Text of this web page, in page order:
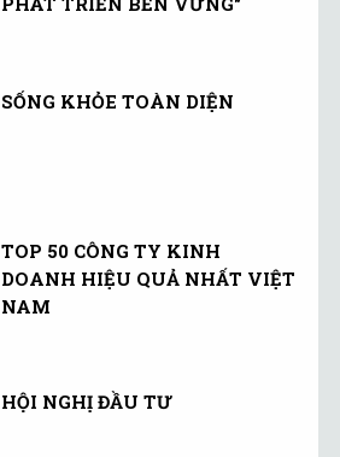
SỐNG KHỎE TOÀN DIỆN
TOP 50 CÔNG TY KINH
DOANH HIỆU QUẢ NHẤT VIỆT
NAM
HỘI NGHỊ ĐẦU TƯ